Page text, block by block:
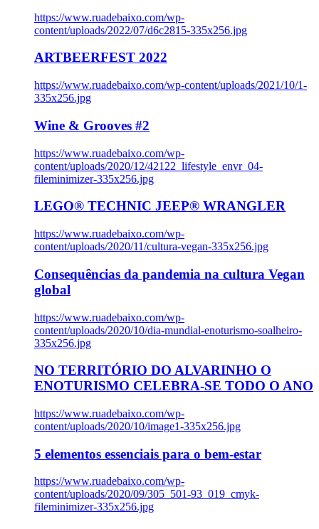
https://www.ruadebaixo.com/wp-
content/uploads/2022/07/d6c2815-335x256.jpg
ARTBEERFEST 2022
https://www.ruadebaixo.com/wp-content/uploads/2021/10/1-
335x256.jpg
Wine & Grooves #2
https://www.ruadebaixo.com/wp-
content/uploads/2020/12/42122_lifestyle_envr_04-
fileminimizer-335x256.jpg
LEGO® TECHNIC JEEP® WRANGLER
https://www.ruadebaixo.com/wp-
content/uploads/2020/11/cultura-vegan-335x256.jpg
Consequências da pandemia na cultura Vegan
global
https://www.ruadebaixo.com/wp-
content/uploads/2020/10/dia-mundial-enoturismo-soalheiro-
335x256.jpg
NO TERRITÓRIO DO ALVARINHO O
ENOTURISMO CELEBRA-SE TODO O ANO
https://www.ruadebaixo.com/wp-
content/uploads/2020/10/image1-335x256.jpg
5 elementos essenciais para o bem-estar
https://www.ruadebaixo.com/wp-
content/uploads/2020/09/305_501-93_019_cmyk-
fileminimizer-335x256.jpg